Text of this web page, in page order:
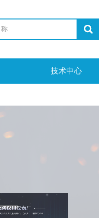
技术中心